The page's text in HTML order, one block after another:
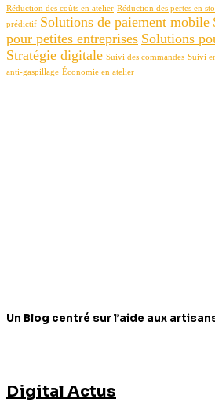
Réduction des coûts en atelier Réduction des pertes en
prédictif Solutions de paiement mobile
pour petites entreprises Solutions
Stratégie digitale Suivi des commandes Suivi
anti-gaspillage Économie en atelier
Un Blog centré sur l’aide aux
Digital Actus